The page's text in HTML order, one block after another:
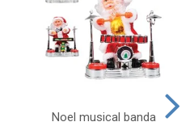
Noel musical banda